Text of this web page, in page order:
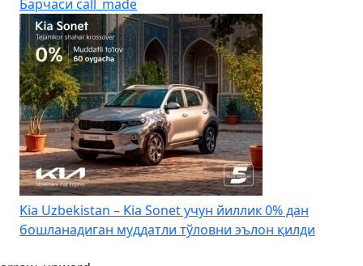
Барчаси call_made
Kia Uzbekistan – Kia Sonet учун йиллик 0% дан
бошланадиган муддатли тўловни эълон қилди